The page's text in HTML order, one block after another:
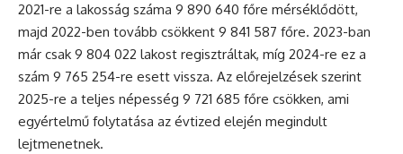
2021-re a lakosság száma 9 890 640 főre mérséklődött,
majd 2022-ben tovább csökkent 9 841 587 főre. 2023-ban
már csak 9 804 022 lakost regisztráltak, míg 2024-re ez a
szám 9 765 254-re esett vissza. Az előrejelzések szerint
2025-re a teljes népesség 9 721 685 főre csökken, ami
egyértelmű folytatása az évtized elején megindult
lejtmenetnek.